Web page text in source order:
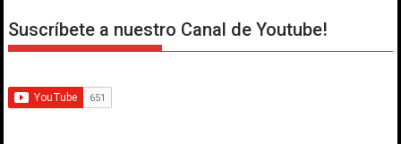
Suscríbete a nuestro Canal de Youtube!